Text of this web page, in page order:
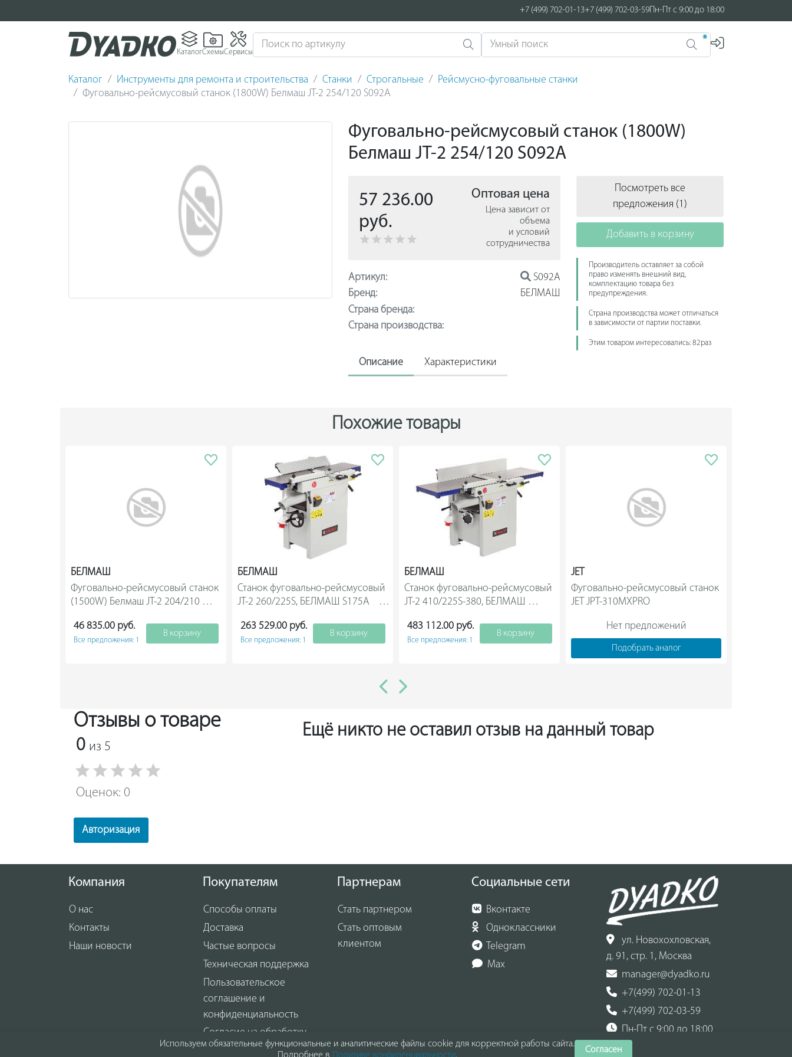
+7 (499) 702-01-13+7 (499) 702-03-59Пн-Пт с 9:00 до 18:00
КаталогСхемыСервисы
*
Каталог Инструменты для ремонта и строительства Станки Строгальные
Рейсмусно-фуговальные станки
Фуговально-рейсмусовый станок (1800W) Белмаш JT-2 254/120 S092A
Фуговально-рейсмусовый станок (1800W)
Белмаш JT-2 254/120 S092A
57 236.00
руб.
Оптовая цена
Цена зависит от
объема
и условий
сотрудничества
Артикул:
S092A
Бренд:
БЕЛМАШ
Страна бренда:
Страна производства:
Посмотреть все
предложения (1)
Добавить в корзину
Производитель оставляет за собой
право изменять внешний вид,
комплектацию товара без
предупреждения.
Страна производства может отличаться
в зависимости от партии поставки.
Этим товаром интересовались: 82раз
Описание Характеристики
Похожие товары
БЕЛМАШ
Фуговально-рейсмусовый станок
(1500W) Белмаш JT-2 204/210
46 835.00 руб.
Все предложения: 1
В корзину
БЕЛМАШ
Станок фуговально-рейсмусовый
JT-2 260/225S, БЕЛМАШ S175A
263 529.00 руб.
Все предложения: 1
В корзину
БЕЛМАШ
Станок фуговально-рейсмусовый
JT-2 410/225S-380, БЕЛМАШ
483 112.00 руб.
Все предложения: 1
В корзину
JET
Фуговально-рейсмусовый станок
Нет предложений
Подобрать аналог
Отзывы о товаре
0 из 5
Оценок: 0
Авторизация
Ещё никто не оставил отзыв на данный товар
Используем обязательные функциональные и аналитические файлы cookie для корректной работы сайта.
Согласен
Компания
О нас
Контакты
Наши новости
Покупателям
Способы оплаты
Доставка
Частые вопросы
Техническая поддержка
Пользовательское
соглашение и
конфиденциальность
Согласие на обработку
персональных данных
Партнерам
Стать партнером
Стать оптовым
клиентом
Социальные сети
Вконтакте
Одноклассники
Telegram
Max
ул. Новохохловская,
д. 91, стр. 1, Москва
manager@dyadko.ru
+7(499) 702-01-13
+7(499) 702-03-59
Пн-Пт с 9:00 до 18:00